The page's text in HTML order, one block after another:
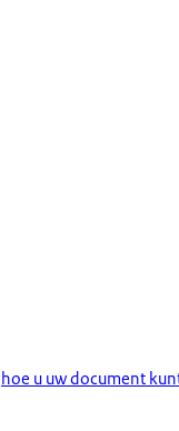
hoe u uw document